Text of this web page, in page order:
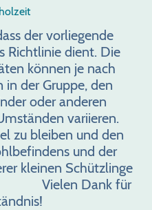
der vorliegende
Richtlinie dient. Die
können je nach
in der Gruppe, den
oder anderen
variieren.
zu bleiben und den
und der
Schützlinge
Dank für